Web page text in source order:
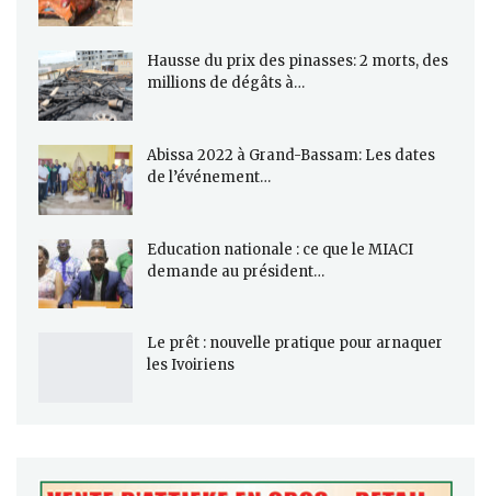
Hausse du prix des pinasses: 2 morts, des
millions de dégâts à…
Abissa 2022 à Grand-Bassam: Les dates
de l’événement…
Education nationale : ce que le MIACI
demande au président…
Le prêt : nouvelle pratique pour arnaquer
les Ivoiriens